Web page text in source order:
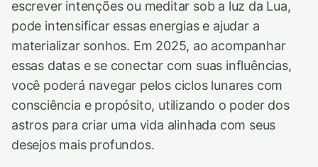
escrever intenções ou meditar sob a luz da Lua,
pode intensificar essas energias e ajudar a
materializar sonhos. Em 2025, ao acompanhar
essas datas e se conectar com suas influências,
você poderá navegar pelos ciclos lunares com
consciência e propósito, utilizando o poder dos
astros para criar uma vida alinhada com seus
desejos mais profundos.